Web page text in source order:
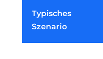
Typisches
Szenario